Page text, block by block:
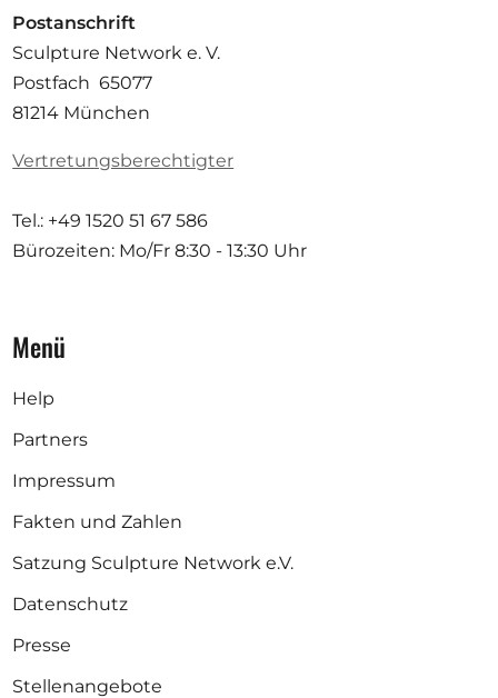
Postanschrift
Sculpture Network e. V.
Postfach 65077
81214 München
Vertretungsberechtigter
Tel.: +49 1520 51 67 586
Bürozeiten: Mo/Fr 8:30 - 13:30 Uhr
Menü
Help
Partners
Impressum
Fakten und Zahlen
Satzung Sculpture Network e.V.
Datenschutz
Presse
Stellenangebote